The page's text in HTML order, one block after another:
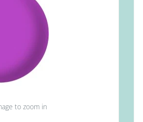
to zoom in